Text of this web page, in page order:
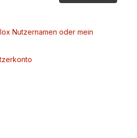
Nutzernamen oder mein